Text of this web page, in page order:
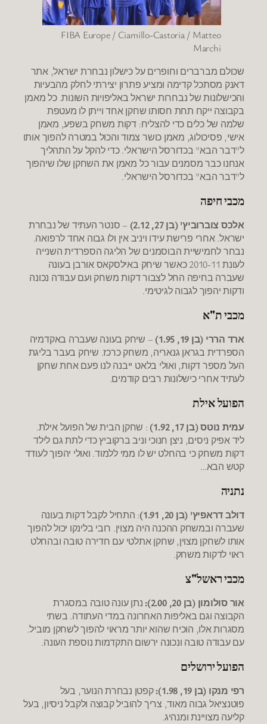
FIBA Europe / Ciamillo-Castoria / Matteo
Marchi
שכולם מברברים וחופרים על כישלון נבחרת ישראל, אתר
דאנק מסתכל קדימה ומציע פתרון יצירתי לחלק מהבעיות
והכישלונות של נבחרות ישראל באליפויות השונות. כל מאמן
בקבוצה ייקח תחת חסותו שחקן אחד וייתן לו מעטפת
שלמה של כלים כדי להצליח: דקות משחק בשפע, מאמן
אישי, פסיכולוג, מאמן כושר צמוד והכול במטרה להפוך אותו
ל"דבר הבא" בכדורסל הישראלי. כדי להקל על התהליך
אנחנו כבר מסמנים עבור כל מאמן את השחקן שלו שיהפוך
ל"דבר הבא" בכדורסל הישראלי.
מכבי חיפה
אלכס צוברוביץ' (בן 27, 2.12)
– סנטר העתיד של נבחרת
ישראל. אחרי פרישת עידו ויניב אין ולו גבוה אחד לרפואה.
נבחר לחמישיית הבוסמנים של הליגה הספרדית השנייה
לעונת 2010-11 כאשר שיחק באילסקאס אורבן בעונה
שעברה בחיפה החל לצבור דקות משחק ועם עבודה נכונה
ודקות יהפוך לגבוה לגיטימי.
מכבי ת"א
ארד הררי (בן 19, 1.95)
– שיחק בעונה שעברה באקדמיה
הספרדית בגראן גנאריה, משחק כרכז. שיחק בעבר בליגת
העל מספר דקות, ואולי בלאט ייבנה לנו פעם אחת שחקן
לעתיד אחרי כישלונות רבים קודמים.
הפועל אילת
עמית נוטס (בן 17, 1.92)
: שחקן הבית של הפועל אילת.
ליד אפיק ניסים, ניצן חנוכי וניב ברקוביץ כדי לתת גם לילד
דקות משחק כי בהחלט יש לו ממי ללמוד. ואולי יהפוך לעודד
קטש הבא…
נתניה
דולב דראפיץ' (בן 20, 1.91)
: התחיל לקבל דקות בעונה
שעברה ובמשחק ההכנה היה מצוין. רובי בלינקו יכול להפוך
אותו לשחקן מצוין, שחקן אתלטי עם חדירה טובה ובהחלט
ראוי לדקות משחק.
מכבי ראשל"צ
אור סולומון (בן 20, 2.00):
נתן עונה טובה במסגרת
הקבוצה וגם באליפות האחרונה במדי העתודה. בשתי
מסגרות אלו, הוכיח שהוא יותר מראוי להפוך לשחקן מוביל.
עם עבודה טובה ונכונה ירשום התקדמות נוספת העונה.
הפועל ירושלים
רפי מנקו (בן 19, 1.98):
קפטן נבחרת הנוער, בעל
פוטנציאל גבוה מאוד, צריך להוביל קבוצה ולקבל ניסיון, בעל
קליעה מצויינת ומנהיג.